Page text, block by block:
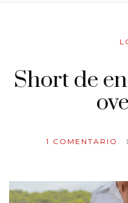
Short de
1 COMENTARIO